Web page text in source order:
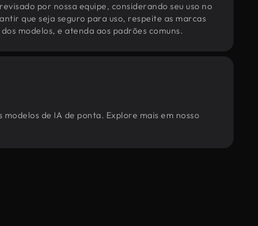
por nossa equipe, considerando seu uso no
que seja seguro para uso, respeite as marcas
modelos, e atenda aos padrões comuns.
de IA de ponta. Explore mais em nosso